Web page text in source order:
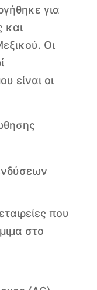
για
και
Οι
είναι οι
που
στο